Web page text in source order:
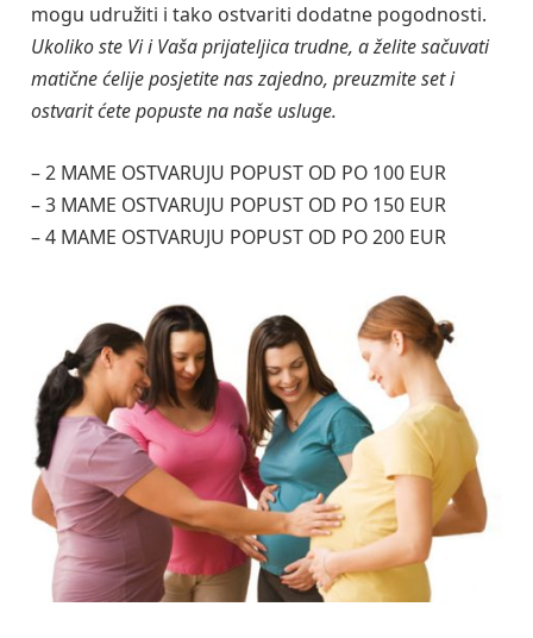
mogu udružiti i tako ostvariti dodatne pogodnosti.
Ukoliko ste Vi i Vaša prijateljica trudne, a želite sačuvati
matične ćelije posjetite nas zajedno, preuzmite set i
ostvarit ćete popuste na naše usluge.
– 2 MAME OSTVARUJU POPUST OD PO 100 EUR
– 3 MAME OSTVARUJU POPUST OD PO 150 EUR
– 4 MAME OSTVARUJU POPUST OD PO 200 EUR